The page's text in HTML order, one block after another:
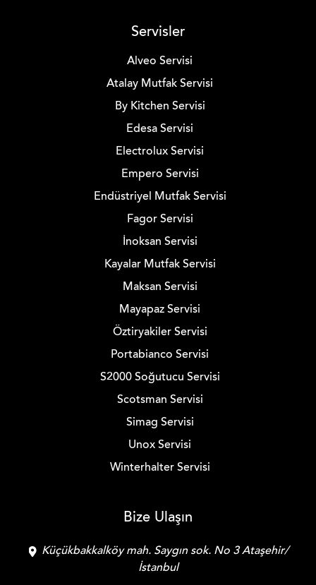
Servisler
Alveo Servisi
Atalay Mutfak Servisi
By Kitchen Servisi
Edesa Servisi
Electrolux Servisi
Empero Servisi
Endüstriyel Mutfak Servisi
Fagor Servisi
İnoksan Servisi
Kayalar Mutfak Servisi
Maksan Servisi
Mayapaz Servisi
Öztiryakiler Servisi
Portabianco Servisi
S2000 Soğutucu Servisi
Scotsman Servisi
Simag Servisi
Unox Servisi
Winterhalter Servisi
Bize Ulaşın
Küçükbakkalköy mah. Saygın sok. No 3 Ataşehir/
İstanbul